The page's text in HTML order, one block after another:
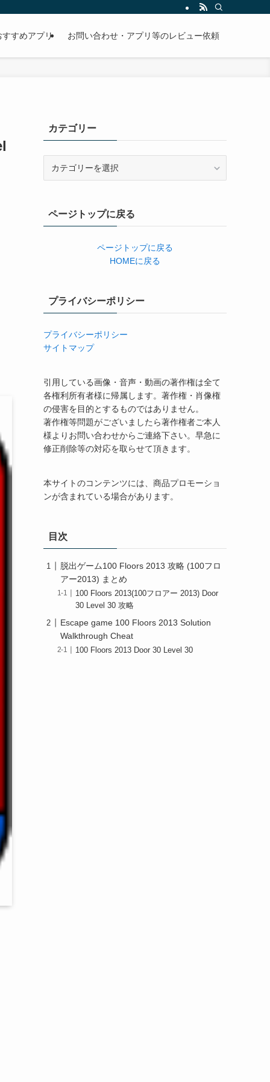
すすめアプリ お問い合わせ・アプリ等のレビュー依頼
カテゴリー
ーページトップに戻る
ページトップに戻る
HOMEに戻る
プライバシーポリシー
プライバシーポリシー
サイトマップ
引用している画像・音声・動画の著作権は全て
各権利所有者様に帰属します。著作権・肖像権
の侵害を目的とするものではありません。
著作権等問題がございましたら著作権者ご本人
様よりお問い合わせからご連絡下さい。早急に
修正削除等の対応を取らせて頂きます。
本サイトのコンテンツには、商品プロモーショ
ンが含まれている場合があります。
目次
脱出ゲーム100 Floors 2013 攻略 (100フロ
アー2013) まとめ
100 Floors 2013(100フロアー 2013) Door
30 Level 30 攻略
Escape game 100 Floors 2013 Solution
Walkthrough Cheat
100 Floors 2013 Door 30 Level 30